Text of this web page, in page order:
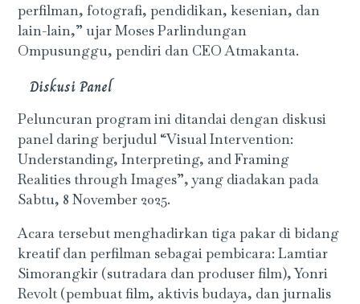
perfilman, fotografi, pendidikan, kesenian, dan
lain-lain,” ujar Moses Parlindungan
Ompusunggu, pendiri dan CEO Atmakanta.
Diskusi Panel
Peluncuran program ini ditandai dengan diskusi
panel daring berjudul “Visual Intervention:
Understanding, Interpreting, and Framing
Realities through Images”, yang diadakan pada
Sabtu, 8 November 2025.
Acara tersebut menghadirkan tiga pakar di bidang
kreatif dan perfilman sebagai pembicara: Lamtiar
Simorangkir (sutradara dan produser film), Yonri
Revolt (pembuat film, aktivis budaya, dan jurnalis